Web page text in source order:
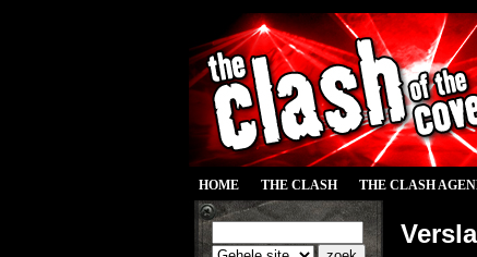
HOME THE CLASH THE CLASH